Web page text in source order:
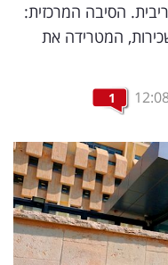
הסיבה המרכזית:
המטרידה את
1